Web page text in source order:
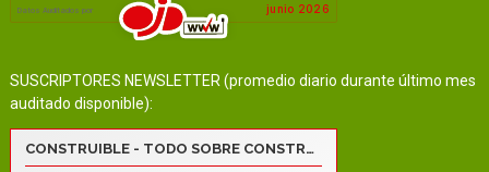
SUSCRIPTORES NEWSLETTER (promedio diario durante último mes
auditado disponible):